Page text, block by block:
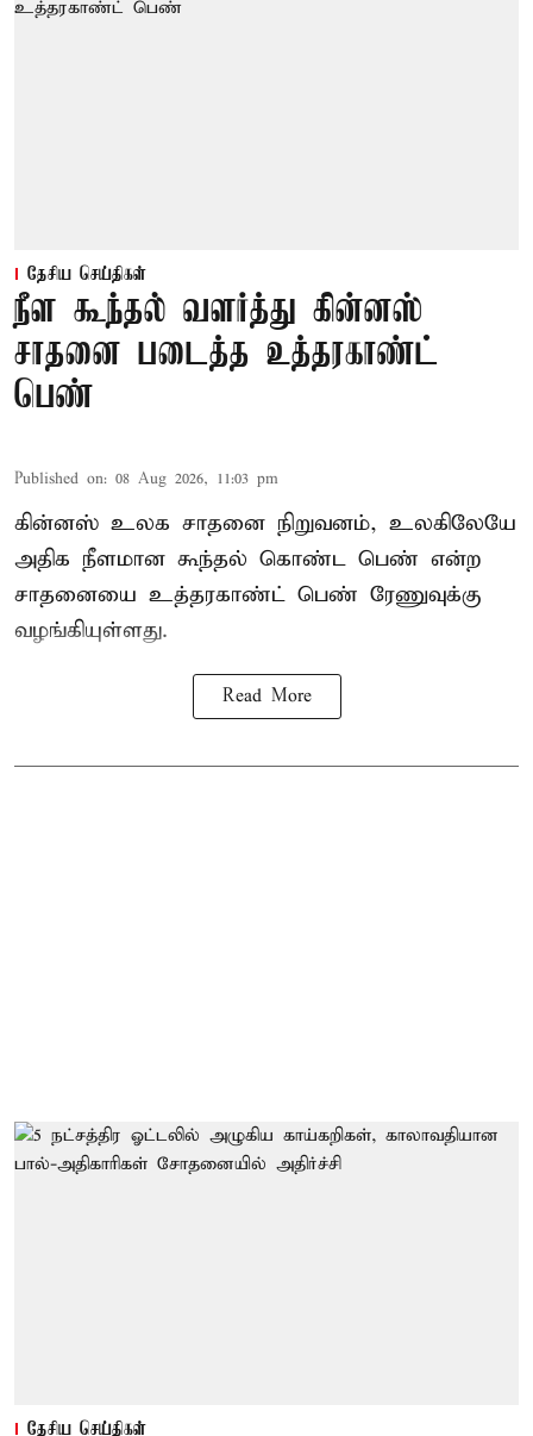
தேசிய செய்திகள்
நீள கூந்தல் வளர்த்து கின்னஸ்
சாதனை படைத்த உத்தரகாண்ட்
பெண்
Published on: 08 Aug 2026, 11:03 pm
கின்னஸ் உலக சாதனை நிறுவனம், உலகிலேயே
அதிக நீளமான கூந்தல் கொண்ட பெண் என்ற
சாதனையை உத்தரகாண்ட் பெண் ரேணுவுக்கு
வழங்கியுள்ளது.
Read More
தேசிய செய்திகள்